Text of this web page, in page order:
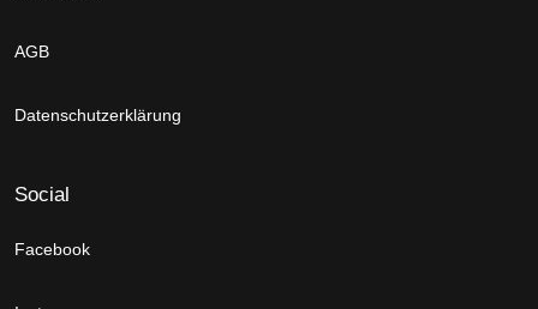
AGB
Datenschutzerklärung
Social
Facebook